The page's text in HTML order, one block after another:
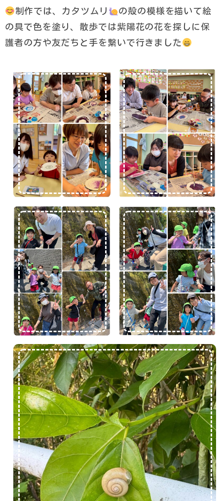
制作では、カタツムリ
の殻の模様を描いて絵
の具で色を塗り、散歩では紫陽花の花を探しに保
護者の方や友だちと手を繋いで行きました